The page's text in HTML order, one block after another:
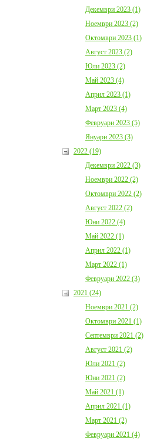
Декември 2023 (1)
Ноември 2023 (2)
Октомври 2023 (1)
Август 2023 (2)
Юли 2023 (2)
Май 2023 (4)
Април 2023 (1)
Март 2023 (4)
Февруари 2023 (5)
Януари 2023 (3)
2022 (19)
Декември 2022 (3)
Ноември 2022 (2)
Октомври 2022 (2)
Август 2022 (2)
Юни 2022 (4)
Май 2022 (1)
Април 2022 (1)
Март 2022 (1)
Февруари 2022 (3)
2021 (24)
Ноември 2021 (2)
Октомври 2021 (1)
Септември 2021 (2)
Август 2021 (2)
Юли 2021 (2)
Юни 2021 (2)
Май 2021 (1)
Април 2021 (1)
Март 2021 (2)
Февруари 2021 (4)